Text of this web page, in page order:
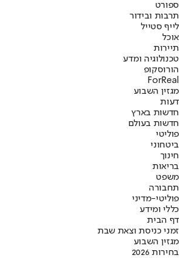
ספורט
תרבות ובידור
לייף סטייל
אוכל
תיירות
טכנולוגיה ומדע
הורוסקופ
ForReal
מגזין השבוע
דעות
חדשות בארץ
חדשות בעולם
פוליטי
ביטחוני
חינוך
בריאות
משפט
תחבורה
פוליטי-מדיני
כללי ומידע
דף הבית
זמני כניסת וצאת שבת
מגזין השבוע
בחירות 2026